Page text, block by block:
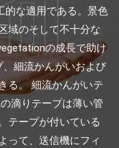
的な適用である。景色
域のそして不十分な
の成長で助け
細流かんがいおよび
る。 細流かんがいテ
滴りテープは薄い管
テープが付いている
って、送信機にフィ